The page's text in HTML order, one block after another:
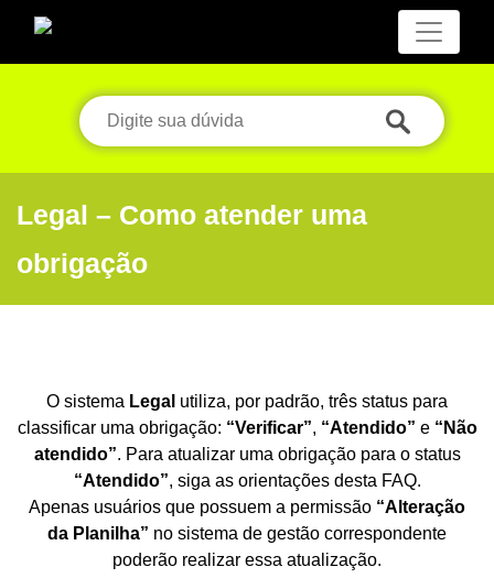
Legal – Como atender uma
obrigação
O sistema Legal utiliza, por padrão, três status para
classificar uma obrigação: “Verificar”, “Atendido” e “Não
atendido”. Para atualizar uma obrigação para o status
“Atendido”, siga as orientações desta FAQ.
Apenas usuários que possuem a permissão “Alteração
da Planilha” no sistema de gestão correspondente
poderão realizar essa atualização.